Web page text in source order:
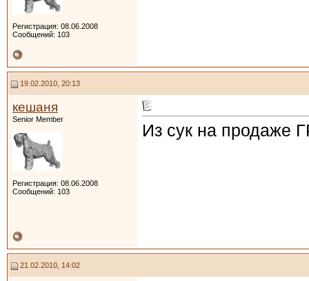
Регистрация: 08.06.2008
Сообщений: 103
19.02.2010, 20:13
кешаня
Senior Member
Регистрация: 08.06.2008
Сообщений: 103
Из сук на
21.02.2010, 14:02